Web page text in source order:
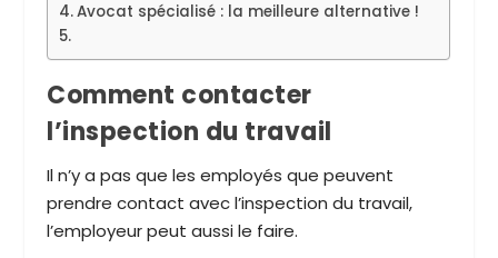
Avocat spécialisé : la meilleure alternative !
Comment contacter
l’inspection du travail
Il n’y a pas que les employés que peuvent
prendre contact avec l’inspection du travail,
l’employeur peut aussi le faire.